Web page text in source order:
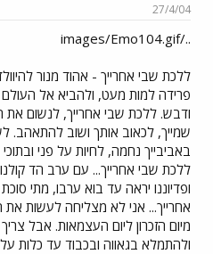
ש
ר
27/4/04
../images/Emo104.gif
ללכת שבי אחרייך - אהוד מנור
פרידה למות מעט, ולהביא אל
ודבש. ללכת שבי אחרייך, לנשום
שמייך, לכאוב אותך ושוב להתאהב.
באביבייך נחמה, לחיות על פני
ללכת שבי אחרייך... עם ערב הד קולנו
ופדיוננו יראה עד בוא ערבו, מתי
אחרייך... אני לא מצליחה לעשות
מיום הזכרון ליום העצמאות. אבל
ולהתמלא בגאווה ובכבוד עד כלות